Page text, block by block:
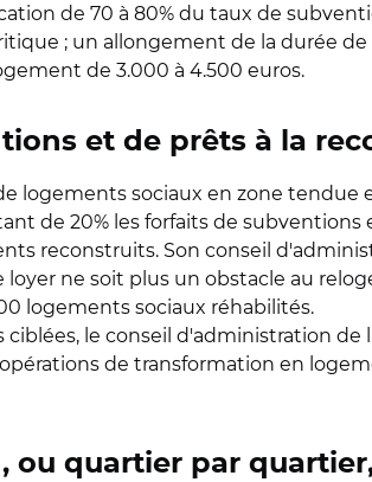
de 70 à 80% du taux de
; un allongement de la durée
de 3.000 à 4.500 euros.
et de prêts à la
logements sociaux en zone tendue
de 20% les forfaits de subventions
reconstruits. Son conseil
ne soit plus un obstacle au
logements sociaux réhabilités.
le conseil d'administration de
de transformation en
ou quartier par